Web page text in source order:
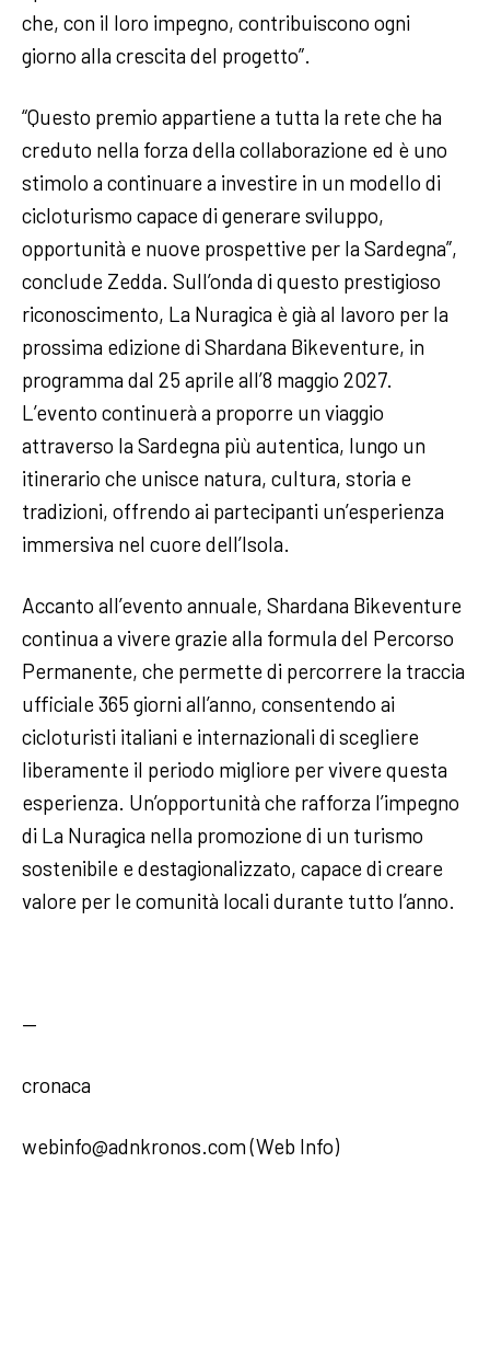
che, con il loro impegno, contribuiscono ogni
giorno alla crescita del progetto”.
“Questo premio appartiene a tutta la rete che ha
creduto nella forza della collaborazione ed è uno
stimolo a continuare a investire in un modello di
cicloturismo capace di generare sviluppo,
opportunità e nuove prospettive per la Sardegna”,
conclude Zedda. Sull’onda di questo prestigioso
riconoscimento, La Nuragica è già al lavoro per la
prossima edizione di Shardana Bikeventure, in
programma dal 25 aprile all’8 maggio 2027.
L’evento continuerà a proporre un viaggio
attraverso la Sardegna più autentica, lungo un
itinerario che unisce natura, cultura, storia e
tradizioni, offrendo ai partecipanti un’esperienza
immersiva nel cuore dell’Isola.
Accanto all’evento annuale, Shardana Bikeventure
continua a vivere grazie alla formula del Percorso
Permanente, che permette di percorrere la traccia
ufficiale 365 giorni all’anno, consentendo ai
cicloturisti italiani e internazionali di scegliere
liberamente il periodo migliore per vivere questa
esperienza. Un’opportunità che rafforza l’impegno
di La Nuragica nella promozione di un turismo
sostenibile e destagionalizzato, capace di creare
valore per le comunità locali durante tutto l’anno.
—
cronaca
webinfo@adnkronos.com (Web Info)